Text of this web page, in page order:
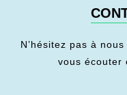
N’hésitez pas à
vous écouter